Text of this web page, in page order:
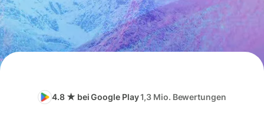
4.8 ★ bei Google Play1,3 Mio. Bewertungen